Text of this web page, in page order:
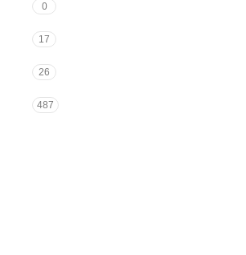
0
17
26
487